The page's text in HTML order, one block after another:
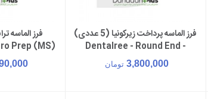
افزودن به سبد خرید فرز الماسه پرداخت زیرکونیا (5 عددی)
- Dentalree - Round End
Taper FG 856Z
3,800,000 تومان
Prep (MS)